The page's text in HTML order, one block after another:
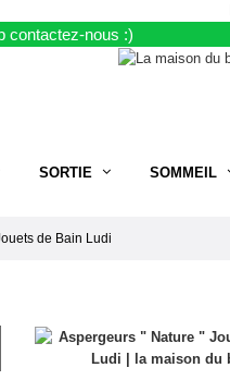
contactez-nous :)
SORTIE SOMMEIL
de Bain Ludi